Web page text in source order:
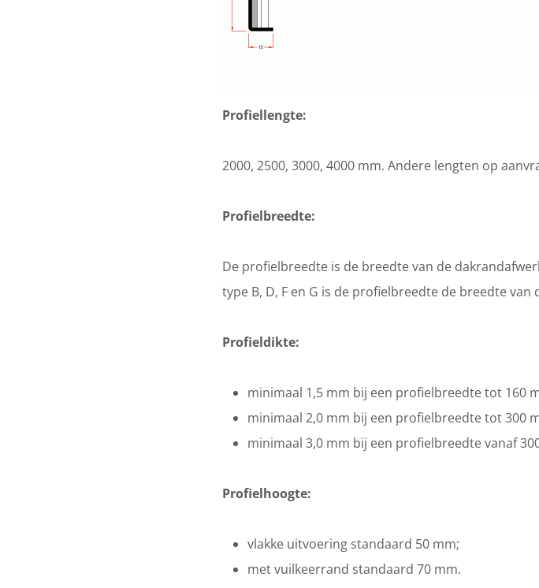
Profiellengte:
2000, 2500, 3000, 4000 mm. Andere lengten op
Profielbreedte:
De profielbreedte is de breedte van de
type B, D, F en G is de profielbreedte de breedte van
Profieldikte:
minimaal 1,5 mm bij een profielbreedte tot 160
minimaal 2,0 mm bij een profielbreedte tot 300
minimaal 3,0 mm bij een profielbreedte vanaf
Profielhoogte:
vlakke uitvoering standaard 50 mm;
met vuilkeerrand standaard 70 mm.